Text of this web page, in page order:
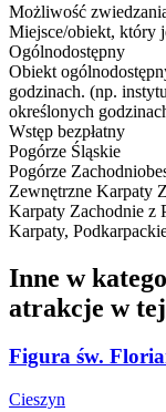
Możliwość
Miejsce/obiekt, który
Ogólnodostępny
Obiekt
godzinach. (np.
określonych
Wstęp bezpłatny
Pogórze Śląskie
Pogórze
Zewnętrzne Karpaty
Karpaty Zachodnie z
Karpaty,
Inne w
atrakcje w
Figura św.
Cieszyn